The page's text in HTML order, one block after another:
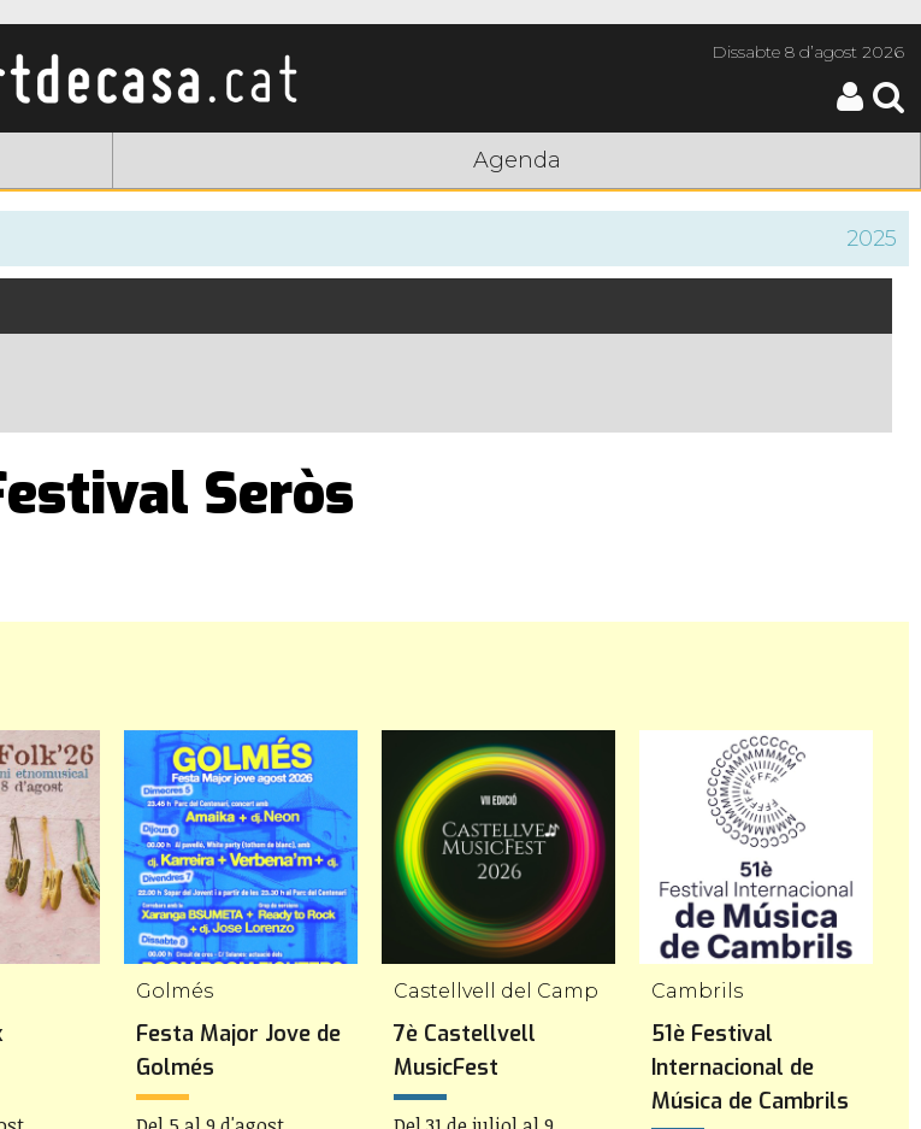
Dissabte8 d’agost 2026
Agenda
2025
Seròs
Golmés
Festa Major Jove de
Golmés
Castellvell del Camp
7è Castellvell
MusicFest
Cambrils
51è Festival
Internacional de
Música de Cambrils